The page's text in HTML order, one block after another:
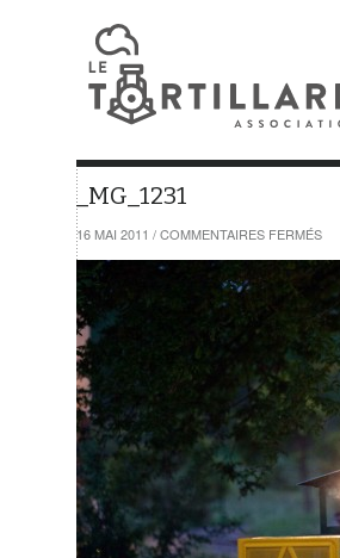
_MG_1231
16 MAI 2011 / COMMENTAIRES FERMÉSSUR